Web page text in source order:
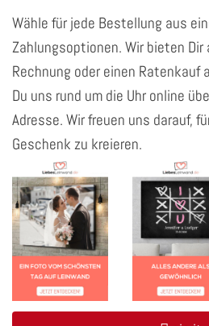
Wähle für jede Bestellung aus
Zahlungsoptionen. Wir bieten Dir
Rechnung oder einen Ratenkauf
Du uns rund um die Uhr online
Adresse. Wir freuen uns darauf,
Geschenk zu kreieren.